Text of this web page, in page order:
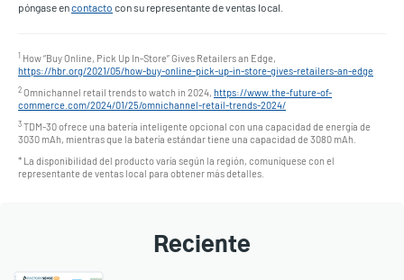
póngase encontacto con su representante de ventas local.
1 How “Buy Online, Pick Up In-Store” Gives Retailers an Edge,
https://hbr.org/2021/05/how-buy-online-pick-up-in-store-gives-retailers-an-edge
2 Omnichannel retail trends to watch in 2024, https://www.the-future-of-
commerce.com/2024/01/25/omnichannel-retail-trends-2024/
3 TDM-30 ofrece una batería inteligente opcional con una capacidad de energía de
3030 mAh, mientras que la batería estándar tiene una capacidad de 3080 mAh.
* La disponibilidad del producto varía según la región, comuníquese con el
representante de ventas local para obtener más detalles.
Reciente